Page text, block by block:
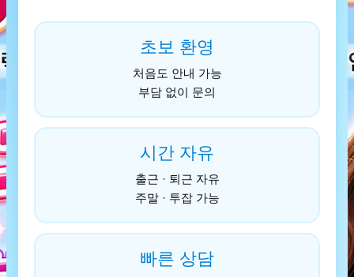
초보 환영
처음도 안내 가능
부담 없이 문의
시간 자유
출근 · 퇴근 자유
주말 · 투잡 가능
빠른 상담